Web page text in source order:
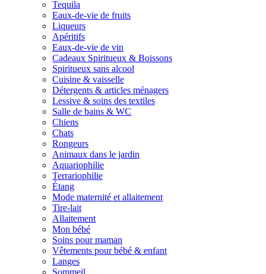
Tequila
Eaux-de-vie de fruits
Liqueurs
Apéritifs
Eaux-de-vie de vin
Cadeaux Spiritueux & Boissons
Spiritueux sans alcool
Cuisine & vaisselle
Détergents & articles ménagers
Lessive & soins des textiles
Salle de bains & WC
Chiens
Chats
Rongeurs
Animaux dans le jardin
Aquariophilie
Terrariophilie
Étang
Mode maternité et allaitement
Tire-lait
Allaitement
Mon bébé
Soins pour maman
Vêtements pour bébé & enfant
Langes
Sommeil